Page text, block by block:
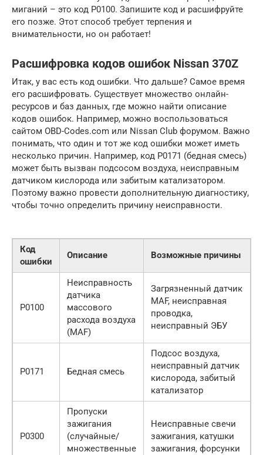
миганий – это код P0100. Запишите код и расшифруйте
его позже. Этот способ требует терпения и
внимательности, но он работает!
Расшифровка кодов ошибок Nissan 370Z
Итак, у вас есть код ошибки. Что дальше? Самое время
его расшифровать. Существует множество онлайн-
ресурсов и баз данных, где можно найти описание
кодов ошибок. Например, можно воспользоваться
сайтом OBD-Codes.com или Nissan Club форумом. Важно
понимать, что один и тот же код ошибки может иметь
несколько причин. Например, код P0171 (бедная смесь)
может быть вызван подсосом воздуха, неисправным
датчиком кислорода или забитым катализатором.
Поэтому важно провести дополнительную диагностику,
чтобы точно определить причину неисправности.
Код
ошибки
Описание Возможные причины
P0100
Неисправность
датчика
массового
расхода воздуха
(MAF)
Загрязненный датчик
MAF, неисправная
проводка,
неисправный ЭБУ
P0171 Бедная смесь
Подсос воздуха,
неисправный датчик
кислорода, забитый
катализатор
P0300
Пропуски
зажигания
(случайные/
множественные
Неисправные свечи
зажигания, катушки
зажигания, форсунки